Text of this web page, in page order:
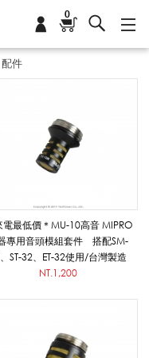
0
配件
電最低價＊MU-10高音 MIPRO
專用音頭模組套件 搭配SM-
ST-32、ET-32使用/台灣製造
NT.1,200